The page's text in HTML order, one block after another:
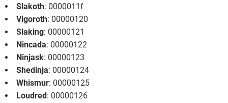
Slakoth: 0000011f
Vigoroth: 00000120
Slaking: 00000121
Nincada: 00000122
Ninjask: 00000123
Shedinja: 00000124
Whismur: 00000125
Loudred: 00000126